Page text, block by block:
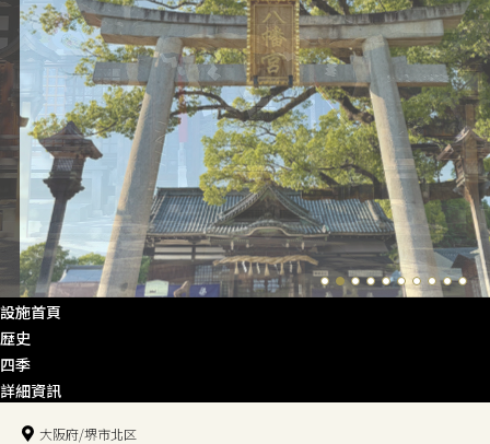
設施首頁
歴史
四季
詳細資訊
大阪府/堺市北区